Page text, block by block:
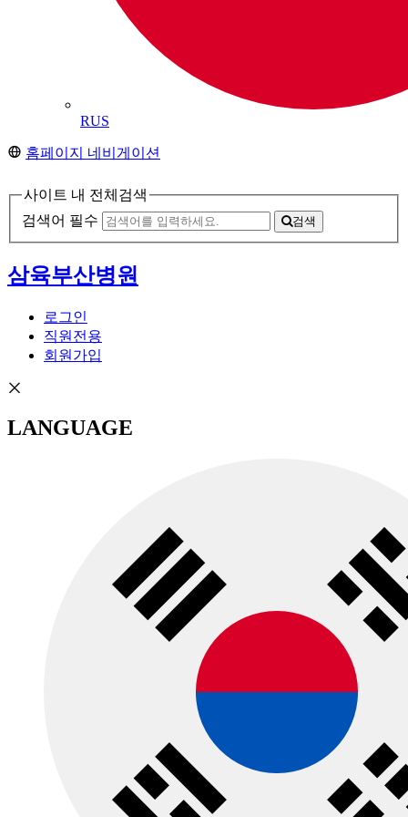
RUS
홈페이지 네비게이션
사이트 내 전체검색
검색어 필수
검색
삼육부산병원
로그인
직원전용
회원가입
LANGUAGE